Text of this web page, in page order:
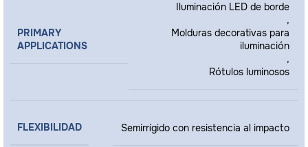
PRIMARY
APPLICATIONS
Iluminación LED de borde
,
Molduras decorativas para
iluminación
,
Rótulos luminosos
FLEXIBILIDAD Semirrígido con resistencia al impacto